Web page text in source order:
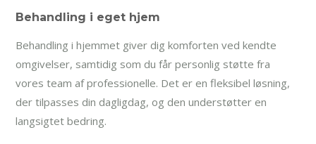
Behandling i eget hjem
Behandling i hjemmet giver dig komforten ved kendte
omgivelser, samtidig som du får personlig støtte fra
vores team af professionelle. Det er en fleksibel løsning,
der tilpasses din dagligdag, og den understøtter en
langsigtet bedring.